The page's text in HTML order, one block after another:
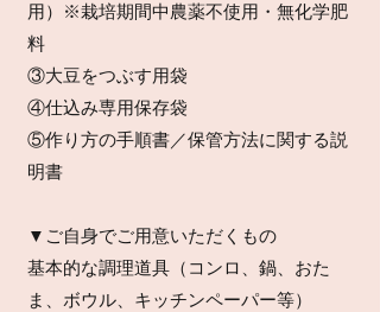
用）※栽培期間中農薬不使用・無化学肥
料
③大豆をつぶす用袋
④仕込み専用保存袋
⑤作り方の手順書／保管方法に関する説
明書
▼ご自身でご用意いただくもの
基本的な調理道具（コンロ、鍋、おた
ま、ボウル、キッチンペーパー等）